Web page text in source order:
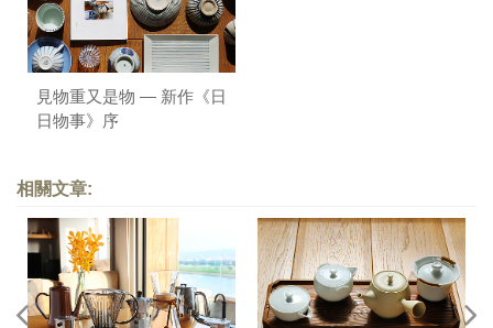
見物重又是物 — 新作《日
日物事》序
相關文章: